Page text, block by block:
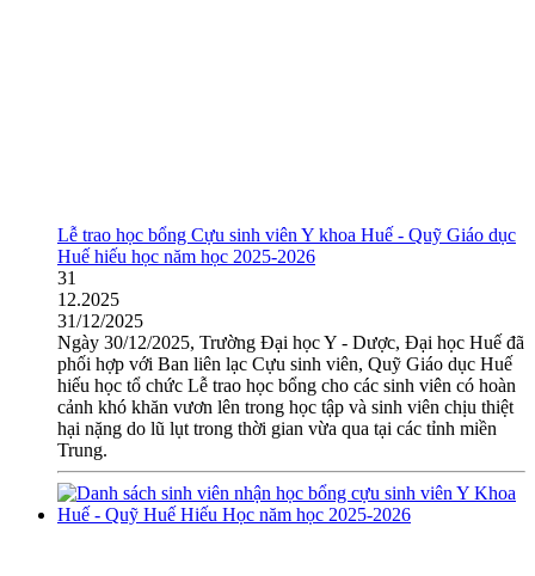
Lễ trao học bổng Cựu sinh viên Y khoa Huế - Quỹ Giáo dục
Huế hiếu học năm học 2025-2026
31
12.2025
31/12/2025
Ngày 30/12/2025, Trường Đại học Y - Dược, Đại học Huế đã
phối hợp với Ban liên lạc Cựu sinh viên, Quỹ Giáo dục Huế
hiếu học tổ chức Lễ trao học bổng cho các sinh viên có hoàn
cảnh khó khăn vươn lên trong học tập và sinh viên chịu thiệt
hại nặng do lũ lụt trong thời gian vừa qua tại các tỉnh miền
Trung.